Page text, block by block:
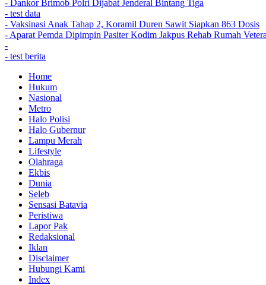
- Dankor Brimob Polri Dijabat Jenderal Bintang Tiga
- test data
- Vaksinasi Anak Tahap 2, Koramil Duren Sawit Siapkan 863 Dosis
- Aparat Pemda Dipimpin Pasiter Kodim Jakpus Rehab Rumah
-
- test berita
Home
Hukum
Nasional
Metro
Halo Polisi
Halo Gubernur
Lampu Merah
Lifestyle
Olahraga
Ekbis
Dunia
Seleb
Sensasi Batavia
Peristiwa
Lapor Pak
Redaksional
Iklan
Disclaimer
Hubungi Kami
Index